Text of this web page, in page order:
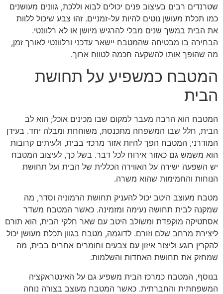
שטרנדים רבים בעיצוב פנים יכולים לבוא וללכת, גוונים מעושנים
כמו תכלת מעושן נוטים להיות על-זמניים. זהו צבע שיכול ללוות
את הבית במשך שנים מבלי להרגיש מיושן או לא רלוונטי.
הבחירה בו מבטיחה שהמטבח יישאר עדכני ורלוונטי לאורך זמן,
מה שהופך אותו להשקעה חכמה לטווח ארוך.
המטבח כמשפיע על תחושת
הבית
המטבח הוא הרבה מעבר למקום שבו מכינים אוכל; הוא לב
הבית, חלל שבו המשפחה מתכנסת, משוחחת ומבלה יחד. בעידן
המודרני, המטבח הפך להיות אזור מרכזי בבית, ולעיתים קרובות
הוא משמש גם כאזור אירוח לכל דבר. בשל כך, לעיצוב המטבח
יש השפעה ישירה על האווירה הכללית של הבית ועל תחושת
הנוחות והחמימות שהוא משרה.
מטבח מעוצב היטב יכול להעניק תחושת הרמוניה וסדר, מה
שמקנה לבית תחושה נעימה ומזמינה. כאשר המטבח משדר
אסתטיקה מוקפדת ומשולב היטב עם שאר חלקי הבית, הוא תורם
ליצירת מרחב שלם וזורם. לדוגמה, מטבח בגוון תכלת מעושן יכול
להקרין רוגע וליצור איזון עם צבעים וחומרים אחרים בבית, מה
שמחזק את תחושת האחדות והשלמות.
בנוסף, המטבח כמרכז הבית משפיע גם על האינטראקציה
המשפחתית והחברתית. כאשר המטבח מעוצב בצורה נוחה